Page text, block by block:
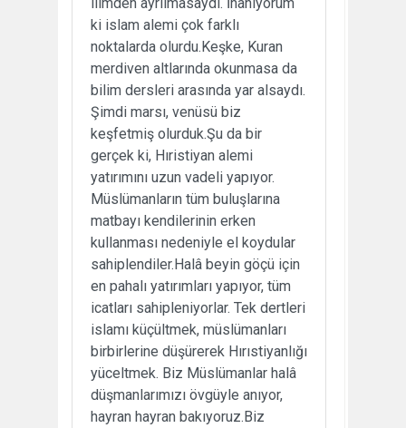
ki islam alemi çok farklı
noktalarda olurdu.Keşke, Kuran
merdiven altlarında okunmasa da
bilim dersleri arasında yar alsaydı.
Şimdi marsı, venüsü biz
keşfetmiş olurduk.Şu da bir
gerçek ki, Hıristiyan alemi
yatırımını uzun vadeli yapıyor.
Müslümanların tüm buluşlarına
matbayı kendilerinin erken
kullanması nedeniyle el koydular
sahiplendiler.Halâ beyin göçü için
en pahalı yatırımları yapıyor, tüm
icatları sahipleniyorlar. Tek dertleri
islamı küçültmek, müslümanları
birbirlerine düşürerek Hırıstiyanlığı
yüceltmek. Biz Müslümanlar halâ
düşmanlarımızı övgüyle anıyor,
hayran hayran bakıyoruz.Biz